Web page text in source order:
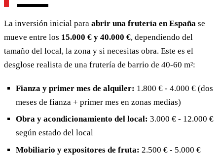
La inversión inicial para abrir una frutería en España se
mueve entre los 15.000 € y 40.000 €, dependiendo del
tamaño del local, la zona y si necesitas obra. Este es el
desglose realista de una frutería de barrio de 40-60 m²:
Fianza y primer mes de alquiler: 1.800 € - 4.000 € (dos
meses de fianza + primer mes en zonas medias)
Obra y acondicionamiento del local: 3.000 € - 12.000 €
según estado del local
Mobiliario y expositores de fruta: 2.500 € - 5.000 €